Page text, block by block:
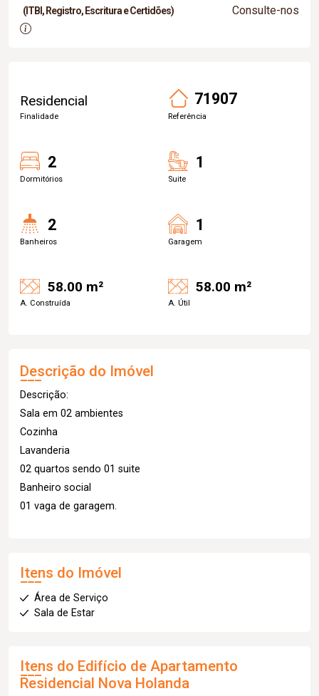
(ITBI, Registro, Escritura e Certidões) Consulte-nos
Residencial
Finalidade
71907
Referência
2
Dormitórios
1
Suite
2
Banheiros
1
Garagem
58.00 m²
A. Construída
58.00 m²
A. Útil
Descrição do Imóvel
Descrição:
Sala em 02 ambientes
Cozinha
Lavanderia
02 quartos sendo 01 suite
Banheiro social
01 vaga de garagem.
Itens do Imóvel
Área de Serviço
Sala de Estar
Itens do Edifício de Apartamento
Residencial Nova Holanda